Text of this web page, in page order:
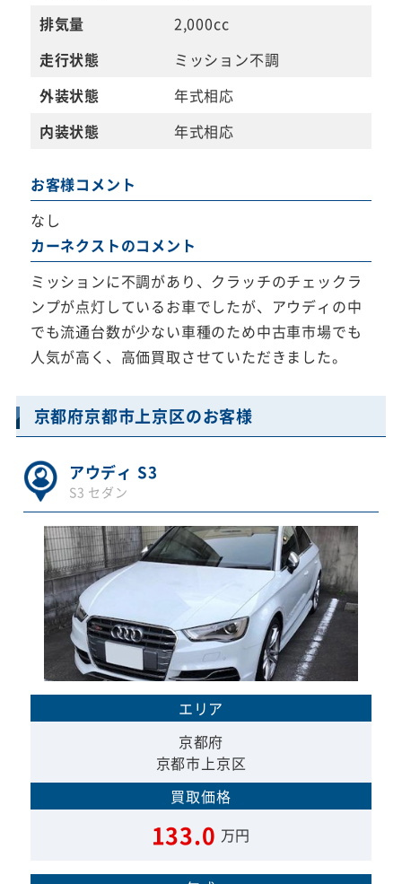
排気量
2,000cc
走行状態
ミッション不調
外装状態
年式相応
内装状態
年式相応
お客様コメント
なし
カーネクストのコメント
ミッションに不調があり、クラッチのチェックラ
ンプが点灯しているお車でしたが、アウディの中
でも流通台数が少ない車種のため中古車市場でも
人気が高く、高価買取させていただきました。
京都府京都市上京区のお客様
アウディ S3
S3 セダン
エリア
京都府
京都市上京区
買取価格
133.0 万円